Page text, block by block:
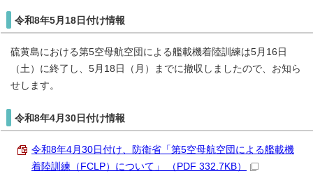
令和8年5月18日付け情報
硫黄島における第5空母航空団による艦載機着陸訓練は5月16日
（土）に終了し、5月18日（月）までに撤収しましたので、お知ら
せします。
令和8年4月30日付け情報
令和8年4月30日付け、防衛省「第5空母航空団による艦載機
着陸訓練（FCLP）について」 （PDF 332.7KB）